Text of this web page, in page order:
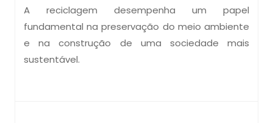
A reciclagem desempenha um papel
fundamental na preservação do meio ambiente
e na construção de uma sociedade mais
sustentável.